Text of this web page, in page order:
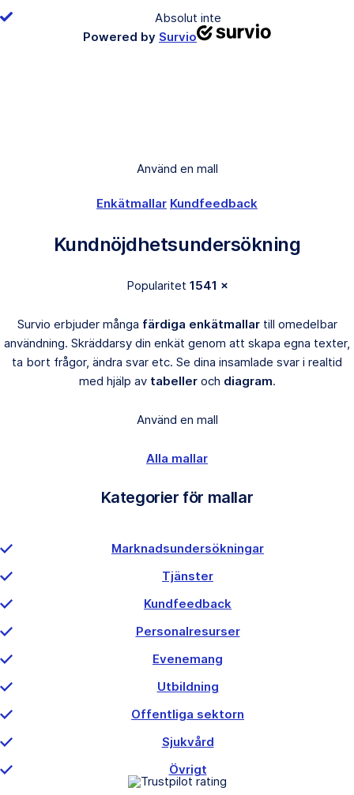
Absolut inte
Powered by Survio
Använd en mall
Enkätmallar Kundfeedback
Kundnöjdhetsundersökning
Popularitet 1541 ×
Survio erbjuder många färdiga enkätmallartill omedelbar
användning. Skräddarsy din enkät genom att skapa egna texter,
ta bort frågor, ändra svar etc. Se dina insamlade svar i realtid
med hjälp av tabelleroch diagram.
Använd en mall
Alla mallar
Kategorier för mallar
Marknadsundersökningar
Tjänster
Kundfeedback
Personalresurser
Evenemang
Utbildning
Offentliga sektorn
Sjukvård
Övrigt